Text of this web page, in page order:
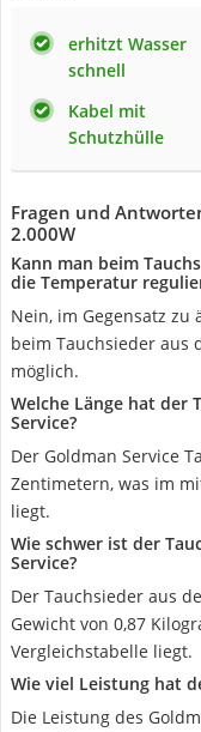
erhitzt Wasser
schnell
Kabel mit
Schutzhülle
Fragen und
2.000W
Kann man beim
die Temperatur
Nein, im Gegensatz zu
beim Tauchsieder aus
möglich.
Welche Länge hat der
Service?
Der Goldman Service
Zentimetern, was im
liegt.
Wie schwer ist der
Service?
Der Tauchsieder aus
Gewicht von 0,87
Vergleichstabelle liegt.
Wie viel Leistung hat
Die Leistung des